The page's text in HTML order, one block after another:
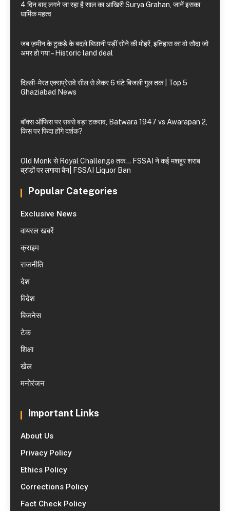
4 दिन बाद लगने जा रहा है साल का आखिरी Surya Grahan, जानें इसका
धार्मिक महत्व
जब ज़मीन के टुकड़े के बदले बिछानी पड़ीं सोने की मोहरें, इतिहास का वो सौदा जो
अमर हो गया – Historic land deal
दिल्ली-मेरठ एक्सप्रेसवे सील से लेकर 6 घंटे बिजली गुल तक | Top 5
Ghaziabad News
बॉक्स ऑफिस पर सबसे बड़ा टकराव, Batwara 1947 vs Awarapan 2,
किस पर फिदा होंगे दर्शक?
Old Monk से Royal Challenge तक… FSSAI ने कई मशहूर शराब
ब्रांडों पर लगाया बैन| FSSAI Liquor Ban
Popular Categories
Exclusive News
वायरल खबरें
क्राइम
राजनीति
देश
विदेश
बिजनेस
टेक
शिक्षा
खेल
मनोरंजन
Important Links
About Us
Privacy Policy
Ethics Policy
Corrections Policy
Fact Check Policy